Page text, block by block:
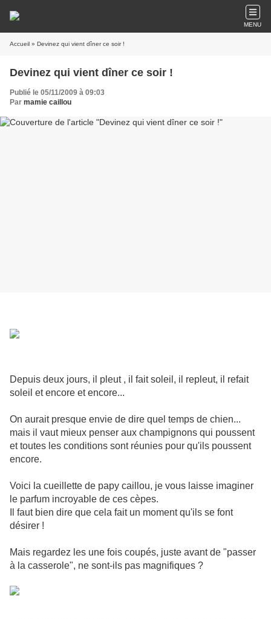
MENU
Accueil » Devinez qui vient dîner ce soir !
Devinez qui vient dîner ce soir !
Publié le 05/11/2009 à 09:03
Par mamie caillou
Depuis deux jours, il pleut , il fait soleil, il repleut, il refait
soleil et encore et encore...
On aurait presque envie de dire quel temps de chien...
mais il vaut mieux penser aux champignons qui poussent
et toutes les conditions sont réunies pour qu'ils poussent
encore.
Voici la cueillette de papy caillou, je vous laisse imaginer
le parfum incroyable de ces cèpes.
Il faut bien dire que cela fait un moment qu'ils se font
désirer !
Mais regardez les une fois coupés, juste avant de "passer
à la casserole", ne sont-ils pas magnifiques ?